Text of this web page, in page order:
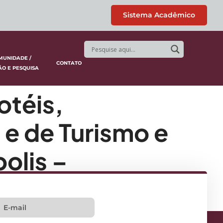
Sistema Acadêmico
/
E PESQUISA
CONTATO
de Turismo e
–